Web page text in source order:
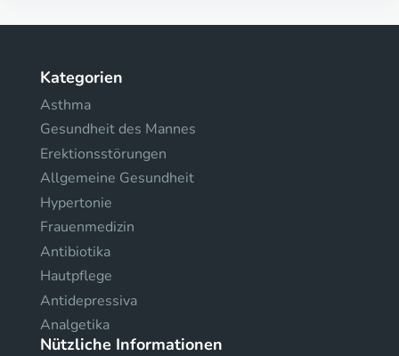
Kategorien
Asthma
Gesundheit des Mannes
Erektionsstörungen
Allgemeine Gesundheit
Hypertonie
Frauenmedizin
Antibiotika
Hautpflege
Antidepressiva
Analgetika
Nützliche Informationen